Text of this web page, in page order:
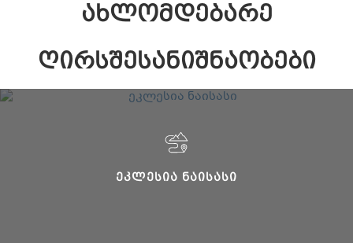
ᲐᲮᲚᲝᲛᲓᲔᲑᲐᲠᲔ
ᲦᲘᲠᲡᲨᲔᲡᲐᲜᲘᲨᲜᲐᲝᲑᲔᲑᲘ
ᲔᲙᲚᲔᲡᲘᲐ ᲜᲐᲘᲡᲐᲡᲘ